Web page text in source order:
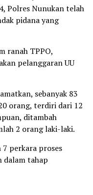
Polres Nunukan telah
pidana yang
ranah TPPO,
pelanggaran UU
sebanyak 83
orang, terdiri dari 12
ditambah
2 orang laki-laki.
perkara proses
dalam tahap